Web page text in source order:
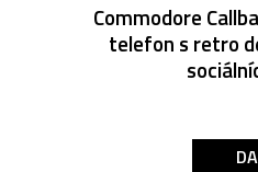
Commodore
telefon s retro